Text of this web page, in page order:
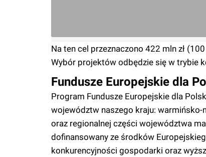
Na ten cel przeznaczono 422 mln zł
Wybór projektów odbędzie się w trybie
Fundusze Europejskie dla
Program Fundusze Europejskie dla
województw naszego kraju:
oraz regionalnej części województwa
dofinansowany ze środków
konkurencyjności gospodarki oraz